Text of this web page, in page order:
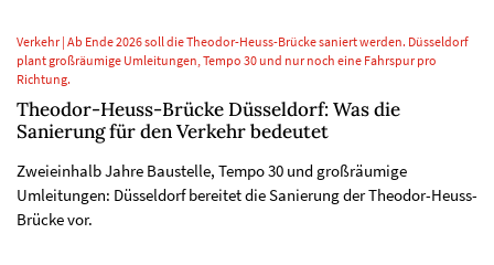
Verkehr | Ab Ende 2026 soll die Theodor-Heuss-Brücke saniert werden. Düsseldorf
plant großräumige Umleitungen, Tempo 30 und nur noch eine Fahrspur pro
Richtung.
Theodor-Heuss-Brücke Düsseldorf: Was die
Sanierung für den Verkehr bedeutet
Zweieinhalb Jahre Baustelle, Tempo 30 und großräumige
Umleitungen: Düsseldorf bereitet die Sanierung der Theodor-Heuss-
Brücke vor.